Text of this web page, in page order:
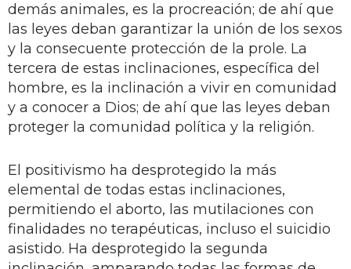
demás animales, es la procreación; de ahí que
las leyes deban garantizar la unión de los sexos
y la consecuente protección de la prole. La
tercera de estas inclinaciones, específica del
hombre, es la inclinación a vivir en comunidad
y a conocer a Dios; de ahí que las leyes deban
proteger la comunidad política y la religión.
El positivismo ha desprotegido la más
elemental de todas estas inclinaciones,
permitiendo el aborto, las mutilaciones con
finalidades no terapéuticas, incluso el suicidio
asistido. Ha desprotegido la segunda